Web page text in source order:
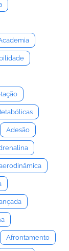
Adesão
Afrontamento